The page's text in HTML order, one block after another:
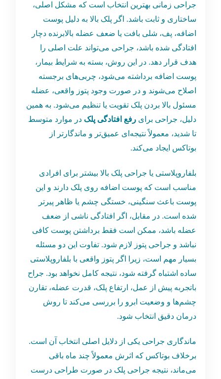
جراحی زمانی بهترین انتخاب است که مشکل اصلی،
ساختاری و ثابت باشد. اگر پلک بالا به دلیل پوست
اضافه، پف، شلی بافت یا ضعف عضله بالابرنده دچار
افتادگی شده باشد، جراحی می‌تواند علت اصلی را
هدف قرار دهد. در این روش، بسته به شرایط بیمار،
پوست اضافه برداشته می‌شود، چربی‌های برجسته
اصلاح می‌شوند و در صورت وجود پتوز واقعی، عضله
مسئول بالا بردن پلک تقویت یا تنظیم می‌شود. به همین
دلیل، جراحی برایرفع افتادگی پلک در موارد متوسط
تا شدید، معمولاً نتیجه‌ای عمیق‌تر و ماندگارتر از
بوتاکس ایجاد می‌کند.
بلفاروپلاستی یا جراحی پلک بالا بیشتر برای افرادی
مناسب است که پوست اضافه روی پلک دارند و این
پوست باعث سنگینی، خستگی چشم یا ظاهر پیرتر
شده است. در مقابل، اگر افتادگی ناشی از ضعف
عضله باشد، ممکن است فقط برداشتن پوست کافی
نباشد و جراحی پتوز لازم شود. تفاوت این دو مسئله
بسیار مهم است، زیرا اگر پتوز واقعی با بلفاروپلاستی
ساده اشتباه گرفته شود، نتیجه کامل نخواهد بود. جراح
باتجربه پیش از عمل، ارتفاع پلک، قدرت عضله، تقارن
چشم‌ها و وضعیت ابرو را بررسی می‌کند تا روش
درمان دقیق انتخاب شود.
ماندگاری جراحی یکی از دلایل اصلی انتخاب آن است.
برخلاف بوتاکس که اثرش معمولاً چند ماه باقی
می‌ماند، نتیجه جراحی پلک در صورت طراحی درست